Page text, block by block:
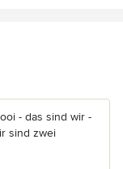
- das sind wir -
sind zwei